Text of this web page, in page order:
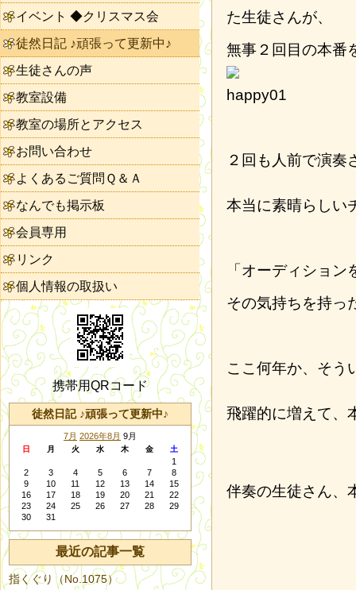
た生徒さんが、
無事２回目の本番
２回も人前で演奏
本当に素晴らしい
「オーディショ
その気持ちを持っ
ここ何年か、そう
飛躍的に増えて、
伴奏の生徒さん、
イベント ◆クリスマス会
徒然日記 ♪頑張って更新中♪
生徒さんの声
教室設備
教室の場所とアクセス
お問い合わせ
よくあるご質問Ｑ＆Ａ
なんでも掲示板
会員専用
リンク
個人情報の取扱い
携帯用QRコード
徒然日記 ♪頑張って更新中♪
7月 2026年8月 9月
日 月 火 水 木 金 土
1
2
3 4 5 6 7
8
9
10 11 12 13 14
15
16
17 18 19 20 21
22
23
24 25 26 27 28
29
30
31
最近の記事一覧
指くぐり（No.1075）